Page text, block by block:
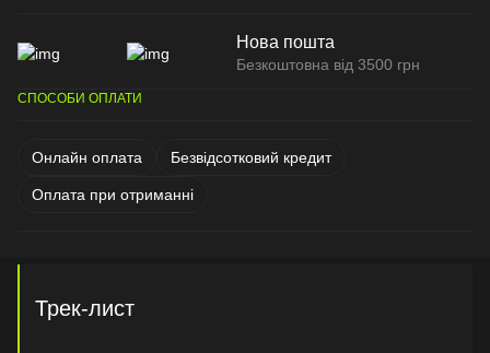
Нова пошта
Безкоштовна від 3500 грн
СПОСОБИ ОПЛАТИ
Онлайн оплата Безвідсотковий кредит
Оплата при отриманні
Трек-лист